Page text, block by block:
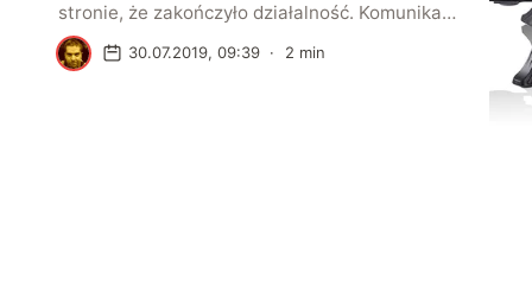
stronie, że zakończyło działalność. Komunikat
koncentruje się na zamknięciu serwisu
gwarancyjnego dla sprzętu GOCLEVER: –
D 30.07.2019, 09:39 · 2 min